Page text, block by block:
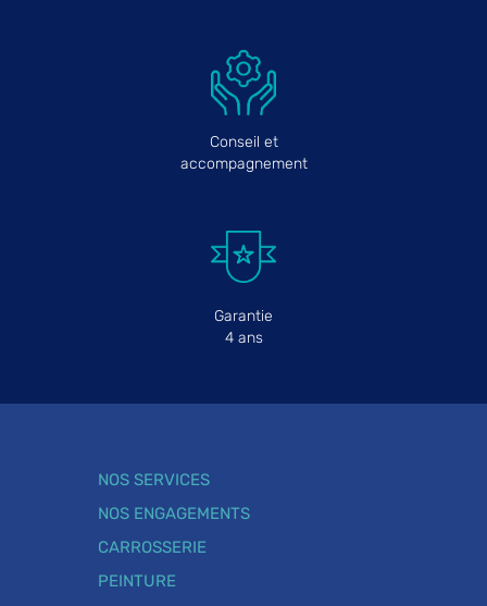
Conseil et
accompagnement
Garantie
4 ans
NOS SERVICES
NOS ENGAGEMENTS
CARROSSERIE
PEINTURE